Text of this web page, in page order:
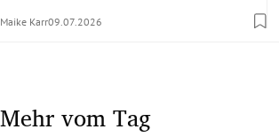
Maike Karr09.07.2026
Mehr vom Tag